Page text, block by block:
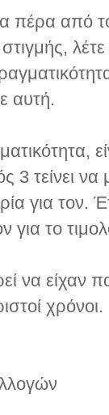
πέρα από
αυτή.
3 τείνει
για τον.
για το
να είχαν